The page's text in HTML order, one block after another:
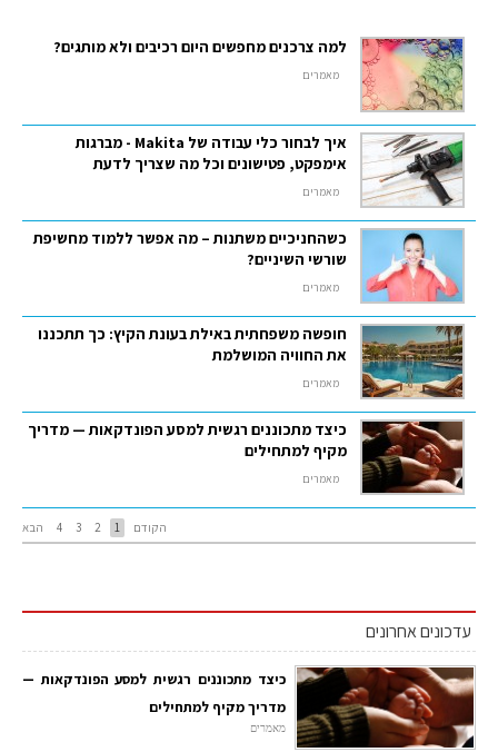
למה צרכנים מחפשים היום רכיבים ולא מותגים?
מאמרים
איך לבחור כלי עבודה של Makita - מברגות
אימפקט, פטישונים וכל מה שצריך לדעת
מאמרים
כשהחניכיים משתנות – מה אפשר ללמוד מחשיפת
שורשי השיניים?
מאמרים
חופשה משפחתית באילת בעונת הקיץ: כך תתכננו
את החוויה המושלמת
מאמרים
כיצד מתכוננים רגשית למסע הפונדקאות — מדריך
מקיף למתחילים
מאמרים
הקודם 1
2
3
4 הבא
עדכונים אחרונים
כיצד מתכוננים רגשית למסע הפונדקאות —
מדריך מקיף למתחילים
מאמרים